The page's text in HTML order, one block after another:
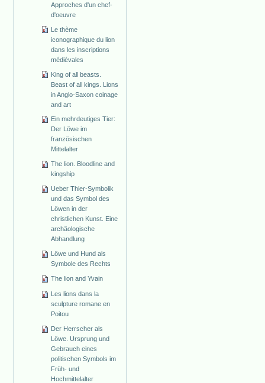
Approches d'un chef-
d'oeuvre
Le thème
iconographique du lion
dans les inscriptions
médiévales
King of all beasts.
Beast of all kings. Lions
in Anglo-Saxon coinage
and art
Ein mehrdeutiges Tier:
Der Löwe im
französischen
Mittelalter
The lion. Bloodline and
kingship
Ueber Thier-Symbolik
und das Symbol des
Löwen in der
christlichen Kunst. Eine
archäologische
Abhandlung
Löwe und Hund als
Symbole des Rechts
The lion and Yvain
Les lions dans la
sculpture romane en
Poitou
Der Herrscher als
Löwe. Ursprung und
Gebrauch eines
politischen Symbols im
Früh- und
Hochmittelalter